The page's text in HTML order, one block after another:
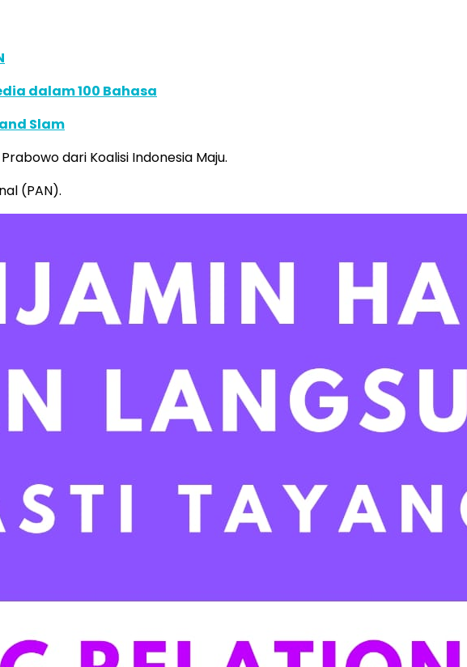
dalam 100 Bahasa
Slam
dari Koalisi Indonesia Maju.
(PAN).